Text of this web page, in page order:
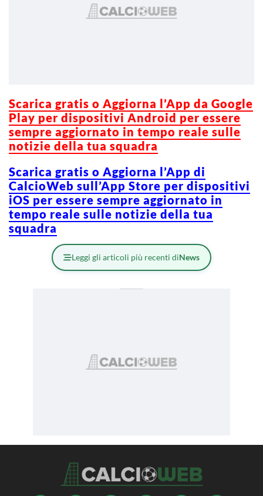
Scarica gratis o Aggiorna l’App da Google
Play per dispositivi Android per essere
sempre aggiornato in tempo reale sulle
notizie della tua squadra
Scarica gratis o Aggiorna l’App di
CalcioWeb sull’App Store per dispositivi
iOS per essere sempre aggiornato in
tempo reale sulle notizie della tua
squadra
Leggi gli articoli più recenti diNews